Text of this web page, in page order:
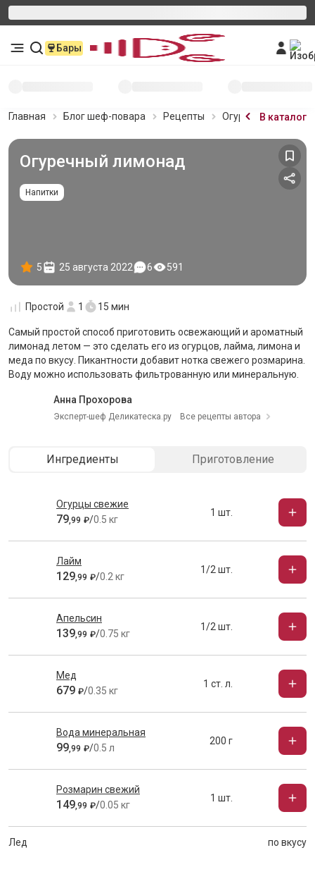
Бары
Главная Блог шеф-повара Рецепты ОгуречныйВ каталог
Огуречный лимонад
Напитки
5 25 августа 2022 6 591
Простой 1 15 мин
Самый простой способ приготовить освежающий и ароматный
лимонад летом — это сделать его из огурцов, лайма, лимона и
меда по вкусу. Пикантности добавит нотка свежего розмарина.
Воду можно использовать фильтрованную или минеральную.
Анна Прохорова
Эксперт-шеф Деликатеска.ру Все рецепты автора
Ингредиенты Приготовление
Огурцы свежие
79,99 ₽/0.5 кг
1 шт.
Лайм
129,99 ₽/0.2 кг
1/2 шт.
Апельсин
139,99 ₽/0.75 кг
1/2 шт.
Мед
679 ₽/0.35 кг
1 ст. л.
Вода минеральная
99,99 ₽/0.5 л
200 г
Розмарин свежий
149,99 ₽/0.05 кг
1 шт.
Лед по вкусу